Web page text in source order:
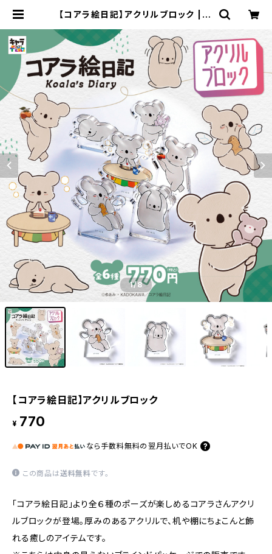
【コアラ絵日記】アクリルブロック | キ
1/8
【コアラ絵日記】アクリルブロック
¥ 770
なら 手数料無料の 翌月払いでOK
この商品は送料無料です。
「コアラ絵日記」より全６種のポーズが楽しめるコアラさんアクリ
ルブロックが登場。厚みのあるアクリルで、机や棚にちょこんと飾
れる癒しのアイテムです。